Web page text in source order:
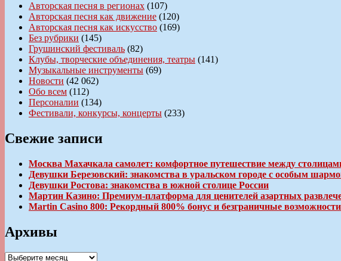
Авторская песня в регионах (107)
Авторская песня как движение (120)
Авторская песня как искусство (169)
Без рубрики (145)
Грушинский фестиваль (82)
Клубы, творческие объединения, театры (141)
Музыкальные инструменты (69)
Новости (42 062)
Обо всем (112)
Персоналии (134)
Фестивали, конкурсы, концерты (233)
Свежие записи
Москва Махачкала самолет: комфортное путешествие между
Девушки Березовский: знакомства в уральском городе с особым
Девушки Ростова: знакомства в южной столице России
Мартин Казино: Премиум-платформа для ценителей азартных
Martin Casino 800: Рекордный 800% бонус и безграничные
Архивы
Архивы